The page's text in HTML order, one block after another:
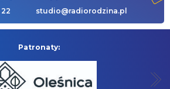
studio@radiorodzina.pl
Patronaty: